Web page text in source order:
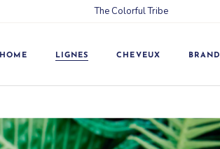
The Colorful Tribe
HOME LIGNES
Argan
Balance
CHEVEUX
Secs et crépus
Gras
BRAND
Balance
Energy
Extra Silver
Garlic
Blonds, décolorés, gris
Traités chimiquement
Colorés